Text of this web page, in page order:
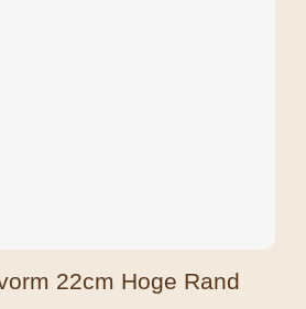
22cm Hoge Rand